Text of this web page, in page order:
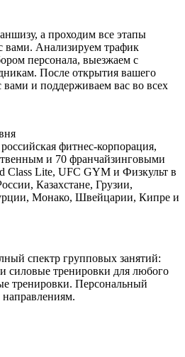
а проходим все этапы
вами. Анализируем трафик
персонала, выезжаем с
После открытия вашего
вами и поддерживаем вас во всех
фитнес-корпорация,
и 70 франчайзинговыми
Class Lite, UFC GYM и Физкульт в
Казахстане, Грузии,
Монако, Швейцарии, Кипре и
спектр групповых занятий:
силовые тренировки для любого
тренировки. Персональный